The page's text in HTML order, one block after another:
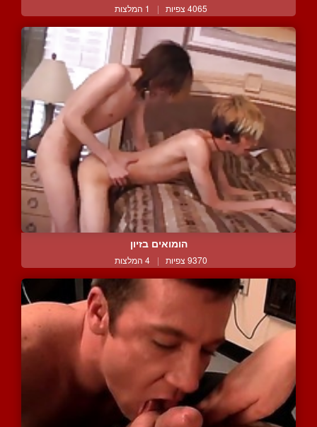
4065 צפיות | 1 המלצות
הומואים בזיון
9370 צפיות | 4 המלצות